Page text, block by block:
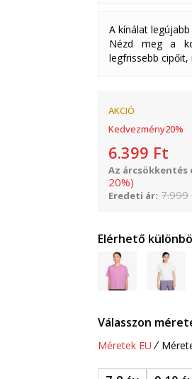
A kínálat
Nézd meg a
legfrissebb
AKCIÓ
Kedvezmény20%
6.399 Ft
Az árcsökkentés
20%)
Eredeti ár: 7.999
Elérhető
Válasszon
Méretek EU